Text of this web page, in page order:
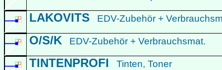
LAKOVITS EDV-Zubehör +
O/S/K EDV-Zubehör + Verbrauchsmat.
TINTENPROFI Tinten, Toner